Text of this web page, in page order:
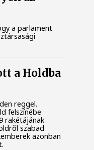
a parlament
a Holdba
reggel.
felszínébe
rakétájának
szabad
azonban